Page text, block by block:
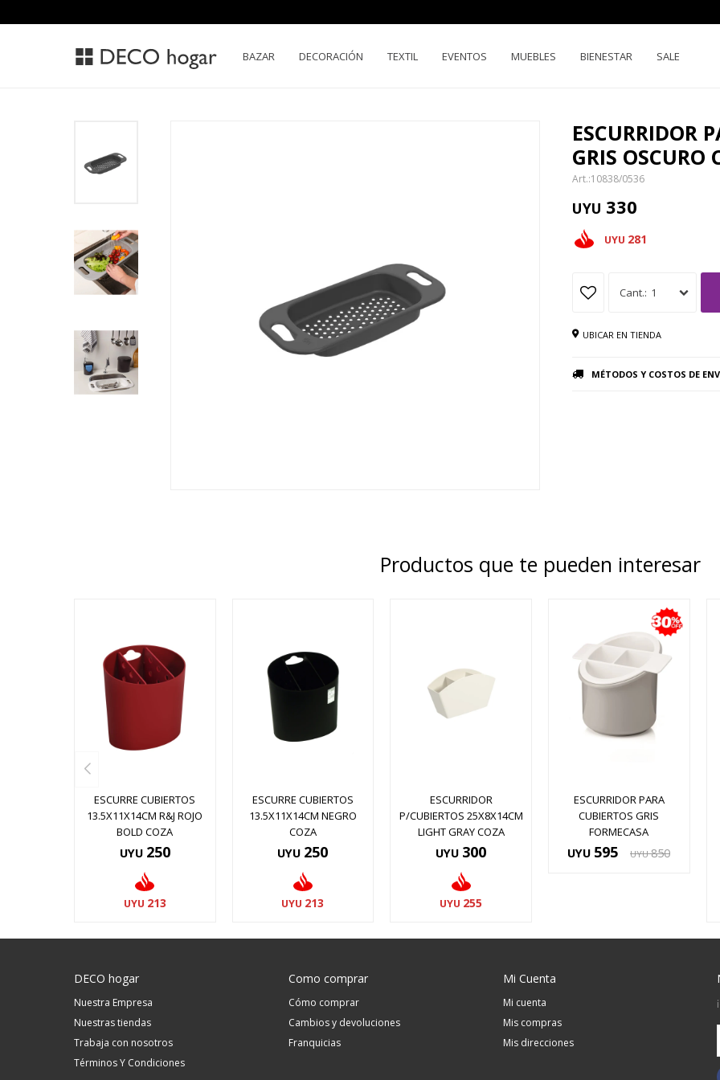
BAZAR DECORACIÓN TEXTIL EVENTOS MUEBLES BIENESTAR SALE
ESCURRIDOR
GRIS OSCURO
10838/0536
UYU 330
UYU 281
1
UBICAR EN TIENDA
MÉTODOS Y COSTOS DE
Productos que te pueden interesar
ESCURRE CUBIERTOS
13.5X11X14CM R&J ROJO
BOLD COZA
UYU 250
UYU 213
ESCURRE CUBIERTOS
13.5X11X14CM NEGRO
COZA
UYU 250
UYU 213
ESCURRIDOR
P/CUBIERTOS 25X8X14CM
LIGHT GRAY COZA
UYU 300
UYU 255
ESCURRIDOR PARA
CUBIERTOS GRIS
FORMECASA
UYU 595 UYU 850
DECO hogar
Nuestra Empresa
Nuestras tiendas
Trabaja con nosotros
Términos Y Condiciones
Como comprar
Cómo comprar
Cambios y devoluciones
Franquicias
Mi Cuenta
Mi cuenta
Mis compras
Mis direcciones